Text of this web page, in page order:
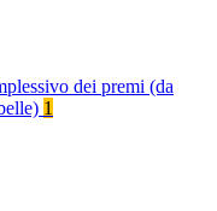
dei premi (da
1